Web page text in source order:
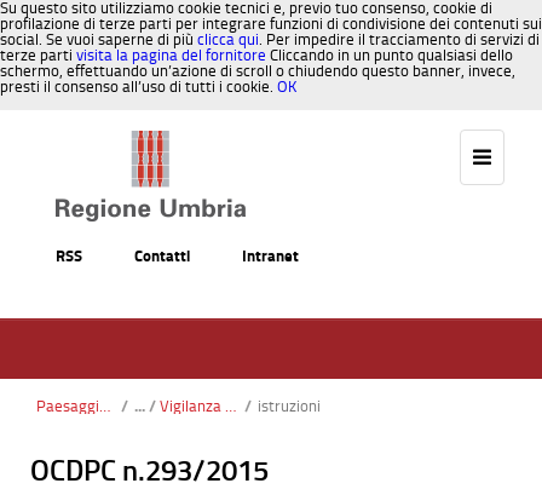
Su questo sito utilizziamo cookie tecnici e, previo tuo consenso, cookie di
profilazione di terze parti per integrare funzioni di condivisione dei contenuti sui
social. Se vuoi saperne di più clicca qui. Per impedire il tracciamento di servizi di
terze parti visita la pagina del fornitore Cliccando in un punto qualsiasi dello
schermo, effettuando un’azione di scroll o chiudendo questo banner, invece,
presti il consenso all’uso di tutti i cookie. OK
RSS Contatti Intranet
Paesaggio, Territorio, Urbanistica / Vigilanza e Controllo Costruzioni / istruzioni
OCDPC n.293/2015